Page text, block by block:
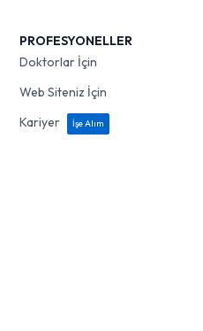
PROFESYONELLER
Doktorlar İçin
Web Siteniz İçin
Kariyer
İşe Alım